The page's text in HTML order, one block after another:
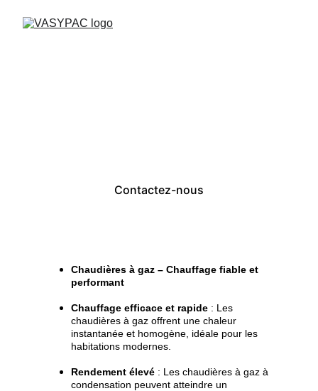
Contactez-nous
Chaudières à gaz – Chauffage fiable et
performant
Chauffage efficace et rapide : Les
chaudières à gaz offrent une chaleur
instantanée et homogène, idéale pour les
habitations modernes.
Rendement élevé : Les chaudières à gaz à
condensation peuvent atteindre un